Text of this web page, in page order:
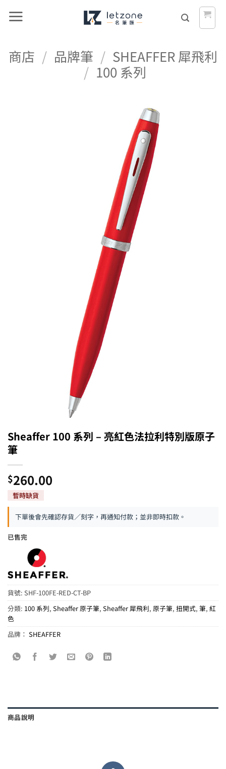
商店 / 品牌筆 / SHEAFFER 犀飛利
/ 100 系列
Sheaffer 100 系列 – 亮紅色法拉利特別版原子
筆
$260.00
下單後會先確認存貨／刻字，再通知付款；並非即時扣款。
已售完
貨號: SHF-100FE-RED-CT-BP
分類: 100 系列, Sheaffer 原子筆, Sheaffer 犀飛利, 原子筆, 扭開式, 筆, 紅
色
品牌： SHEAFFER
商品說明